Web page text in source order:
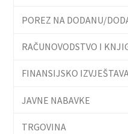
POREZ NA DODANU/
RAČUNOVODSTVO I
FINANSIJSKO
JAVNE NABAVKE
TRGOVINA